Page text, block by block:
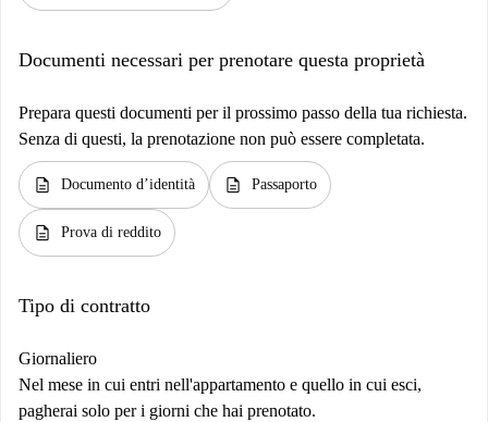
Documenti necessari per prenotare questa proprietà
Prepara questi documenti per il prossimo passo della tua richiesta.
Senza di questi, la prenotazione non può essere completata.
description Documento d’identità description Passaporto
description Prova di reddito
Tipo di contratto
Giornaliero
Nel mese in cui entri nell'appartamento e quello in cui esci,
pagherai solo per i giorni che hai prenotato.